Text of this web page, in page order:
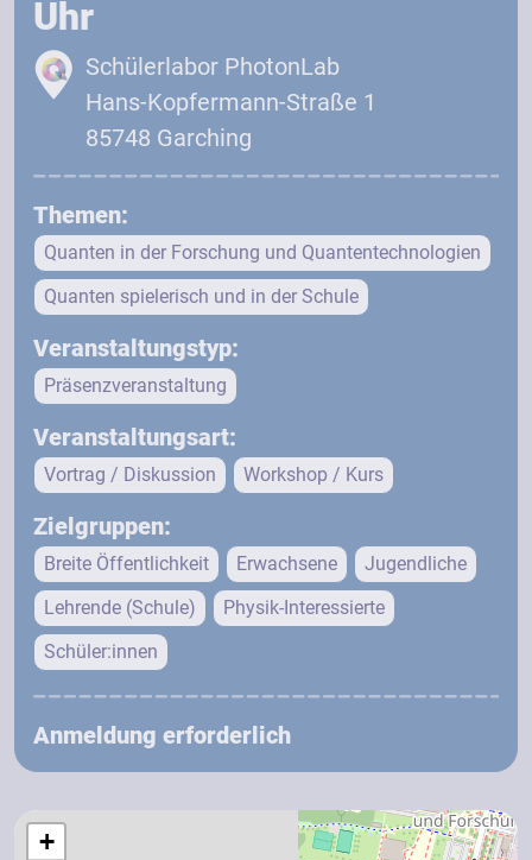
Uhr
Schülerlabor PhotonLab
Hans-Kopfermann-Straße 1
85748 Garching
Themen:
Quanten in der Forschung und Quantentechnologien
Quanten spielerisch und in der Schule
Veranstaltungstyp:
Präsenzveranstaltung
Veranstaltungsart:
Vortrag / Diskussion Workshop / Kurs
Zielgruppen:
Breite Öffentlichkeit Erwachsene
Jugendliche
Lehrende (Schule)
Physik-Interessierte
Schüler:innen
Anmeldung erforderlich
+